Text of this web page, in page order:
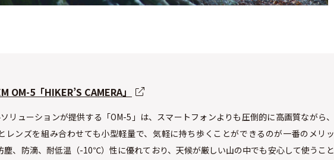
OM-5「HIKER’S CAMERA」
リューションが提供する「OM-5」は、スマートフォンよりも圧倒的に高画質ながら、
レンズを組み合わせても小型軽量で、気軽に持ち歩くことができるのが一番のメリッ
塵、防滴、耐低温（-10℃）性に優れており、天候が厳しい山の中でも安心して使うこと